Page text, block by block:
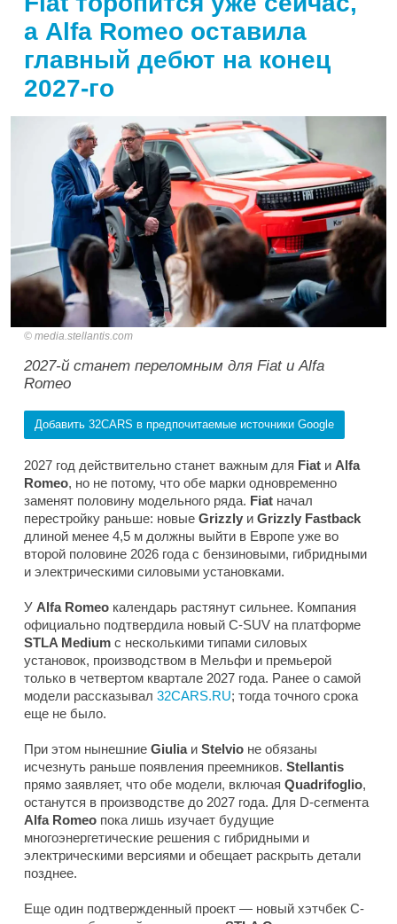
а Alfa Romeo оставила
главный дебют на конец
2027-го
media.stellantis.com
2027-й станет переломным для Fiat и Alfa
Romeo
Добавить 32CARS в предпочитаемые источники Google
2027 год действительно станет важным для Fiat и Alfa
Romeo, но не потому, что обе марки одновременно
заменят половину модельного ряда. Fiat начал
перестройку раньше: новые Grizzly и Grizzly Fastback
длиной менее 4,5 м должны выйти в Европе уже во
второй половине 2026 года с бензиновыми, гибридными
и электрическими силовыми установками.
У Alfa Romeo календарь растянут сильнее. Компания
официально подтвердила новый C-SUV на платформе
STLA Medium с несколькими типами силовых
установок, производством в Мельфи и премьерой
только в четвертом квартале 2027 года. Ранее о самой
модели рассказывал 32CARS.RU; тогда точного срока
еще не было.
При этом нынешние Giuliaи Stelvio не обязаны
исчезнуть раньше появления преемников. Stellantis
прямо заявляет, что обе модели, включая Quadrifoglio,
останутся в производстве до 2027 года. Для D-сегмента
Alfa Romeo пока лишь изучает будущие
многоэнергетические решения с гибридными и
электрическими версиями и обещает раскрыть детали
позднее.
Еще один подтвержденный проект — новый хэтчбек C-